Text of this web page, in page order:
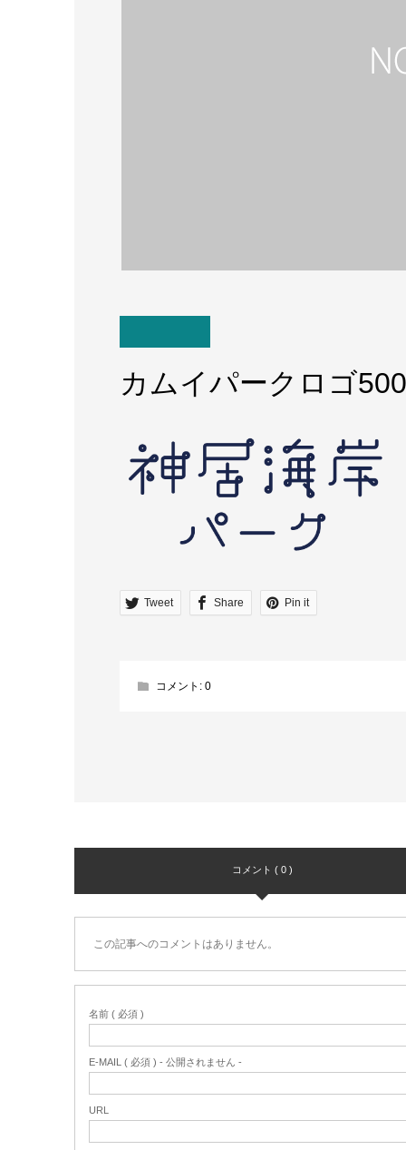
カムイパークロゴ
Tweet Share Pin it
コメント: 0
コメント ( 0 )
この記事へのコメントはありません。
名前 ( 必須 )
E-MAIL ( 必須 ) - 公開されません -
URL